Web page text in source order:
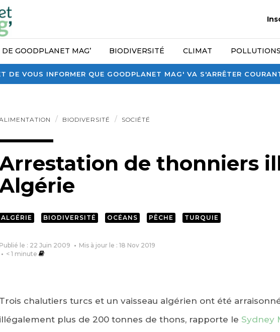
DE VOUS INFORMER QUE GOODPLANET MAG' VA S'ARRÊTER
GOODPLANET MAG’ BIODIVERSITÉ CLIMAT POLLUTIONS
BIODIVERSITÉ SOCIÉTÉ
de thonniers
ALGÉRIE BIODIVERSITÉ OCÉANS PÊCHE TURQUIE
Publié le : 22 Juin 2009
Mis à jour le : 18 Nov 2019
< 1 minute
Trois chalutiers turcs et un vaisseau algérien ont été
illégalement plus de 200 tonnes de thons, rapporte le Sydney